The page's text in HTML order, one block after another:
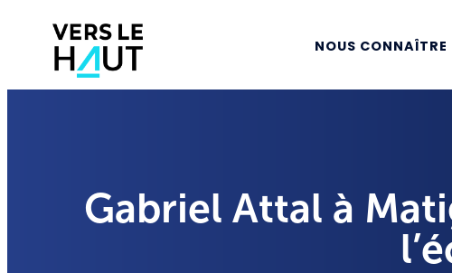
NOUS CONNAÎTRE
Gabriel Attal à